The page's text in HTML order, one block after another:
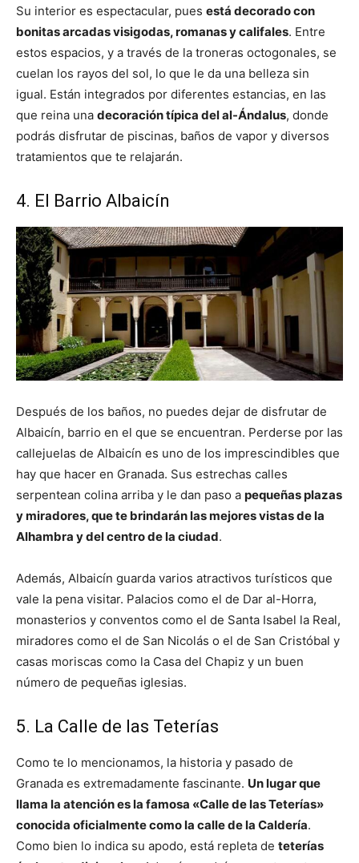
Su interior es espectacular, pues está decorado con
bonitas arcadas visigodas, romanas y califales. Entre
estos espacios, y a través de la troneras octogonales, se
cuelan los rayos del sol, lo que le da una belleza sin
igual. Están integrados por diferentes estancias, en las
que reina una decoración típica del al-Ándalus, donde
podrás disfrutar de piscinas, baños de vapor y diversos
tratamientos que te relajarán.
4. El Barrio Albaicín
Después de los baños, no puedes dejar de disfrutar de
Albaicín, barrio en el que se encuentran. Perderse por las
callejuelas de Albaicín es uno de los imprescindibles que
hay que hacer en Granada. Sus estrechas calles
serpentean colina arriba y le dan paso a pequeñas plazas
y miradores, que te brindarán las mejores vistas de la
Alhambra y del centro de la ciudad.
Además, Albaicín guarda varios atractivos turísticos que
vale la pena visitar. Palacios como el de Dar al-Horra,
monasterios y conventos como el de Santa Isabel la Real,
miradores como el de San Nicolás o el de San Cristóbal y
casas moriscas como la Casa del Chapiz y un buen
número de pequeñas iglesias.
5. La Calle de las Teterías
Como te lo mencionamos, la historia y pasado de
Granada es extremadamente fascinante. Un lugar que
llama la atención es la famosa «Calle de las Teterías»
conocida oficialmente como la calle de la Caldería.
Como bien lo indica su apodo, está repleta de teterías